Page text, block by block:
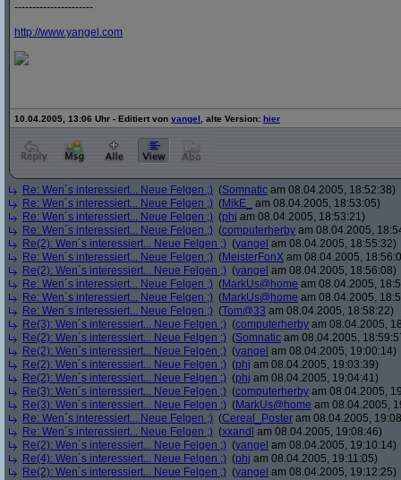
----------------------
http://www.yangel.com
10.04.2005, 13:06 Uhr - Editiert von yangel , alte Version: hier
Re: Wen´s interessiert... Neue Felgen ;) (Somnatic am 08.04.2005, 18:52:38)
Re: Wen´s interessiert... Neue Felgen ;) (MikE_
am 08.04.2005, 18:53:05)
Re: Wen´s interessiert... Neue Felgen ;) (phj am 08.04.2005, 18:53:21)
Re: Wen´s interessiert... Neue Felgen ;) (computerherby am 08.04.2005,
Re(2): Wen´s interessiert... Neue Felgen ;) (yangel am 08.04.2005, 18:55:32)
Re: Wen´s interessiert... Neue Felgen ;) (MeisterFonX am 08.04.2005,
Re(2): Wen´s interessiert... Neue Felgen ;) (yangel am 08.04.2005, 18:56:08)
Re: Wen´s interessiert... Neue Felgen ;) (MarkUs@home am 08.04.2005,
Re: Wen´s interessiert... Neue Felgen ;) (MarkUs@home am 08.04.2005,
Re: Wen´s interessiert... Neue Felgen ;) (Tom@33 am 08.04.2005, 18:58:22)
Re(3): Wen´s interessiert... Neue Felgen ;) (computerherby am 08.04.2005,
Re(2): Wen´s interessiert... Neue Felgen ;) (Somnatic am 08.04.2005,
Re(2): Wen´s interessiert... Neue Felgen ;) (yangel am 08.04.2005, 19:00:14)
Re(2): Wen´s interessiert... Neue Felgen ;) (phj am 08.04.2005, 19:03:39)
Re(2): Wen´s interessiert... Neue Felgen ;) (phj am 08.04.2005, 19:04:41)
Re(3): Wen´s interessiert... Neue Felgen ;) (computerherby am 08.04.2005,
Re(3): Wen´s interessiert... Neue Felgen ;) (MarkUs@home am 08.04.2005,
Re: Wen´s interessiert... Neue Felgen ;) (Cereal_Poster am 08.04.2005,
Re: Wen´s interessiert... Neue Felgen ;) (xxandl am 08.04.2005, 19:08:46)
Re(2): Wen´s interessiert... Neue Felgen ;) (yangel am 08.04.2005, 19:10:14)
Re(4): Wen´s interessiert... Neue Felgen ;) (phj am 08.04.2005, 19:11:05)
Re(2): Wen´s interessiert... Neue Felgen ;) (yangel am 08.04.2005, 19:12:25)